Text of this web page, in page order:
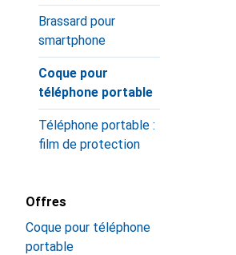
Brassard pour
smartphone
Coque pour
téléphone portable
Téléphone portable :
film de protection
Offres
Coque pour téléphone
portable